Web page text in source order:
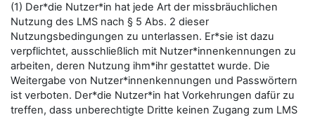
(1) Der*die Nutzer*in hat jede Art der missbräuchlichen
Nutzung des LMS nach § 5 Abs. 2 dieser
Nutzungsbedingungen zu unterlassen. Er*sie ist dazu
verpflichtet, ausschließlich mit Nutzer*innenkennungen zu
arbeiten, deren Nutzung ihm*ihr gestattet wurde. Die
Weitergabe von Nutzer*innenkennungen und Passwörtern
ist verboten. Der*die Nutzer*in hat Vorkehrungen dafür zu
treffen, dass unberechtigte Dritte keinen Zugang zum LMS